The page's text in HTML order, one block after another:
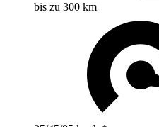
bis zu 300 km